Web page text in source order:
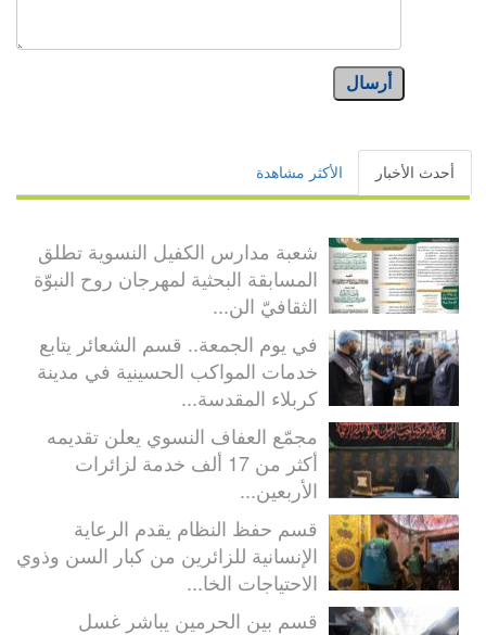
أرسال
أحدث الأخبار الأكثر مشاهدة
شعبة مدارس الكفيل النسوية تطلق
المسابقة البحثية لمهرجان روح النبوّة
الثقافيّ الن...
في يوم الجمعة.. قسم الشعائر يتابع
خدمات المواكب الحسينية في مدينة
كربلاء المقدسة...
مجمّع العفاف النسوي يعلن تقديمه
أكثر من 17 ألف خدمة لزائرات
الأربعين...
قسم حفظ النظام يقدم الرعاية
الإنسانية للزائرين من كبار السن وذوي
الاحتياجات الخا...
قسم بين الحرمين يباشر غسل